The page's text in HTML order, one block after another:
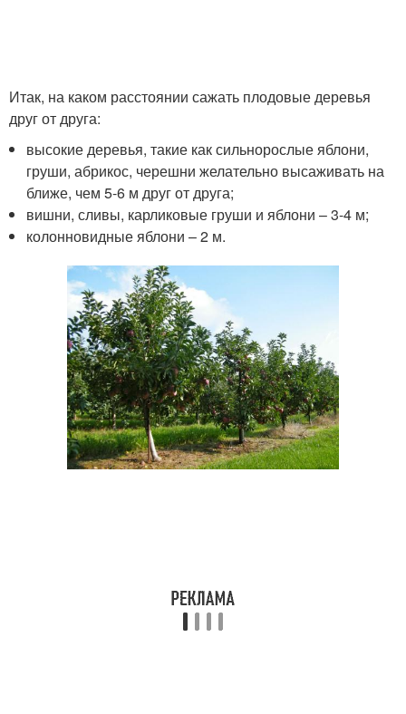
Итак, на каком расстоянии сажать плодовые деревья
друг от друга:
высокие деревья, такие как сильнорослые яблони,
груши, абрикос, черешни желательно высаживать на
ближе, чем 5-6 м друг от друга;
вишни, сливы, карликовые груши и яблони – 3-4 м;
колонновидные яблони – 2 м.